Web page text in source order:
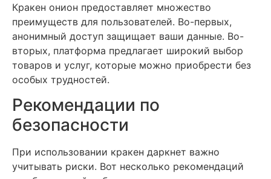
Кракен онион предоставляет множество
преимуществ для пользователей. Во-первых,
анонимный доступ защищает ваши данные. Во-
вторых, платформа предлагает широкий выбор
товаров и услуг, которые можно приобрести без
особых трудностей.
Рекомендации по
безопасности
При использовании кракен даркнет важно
учитывать риски. Вот несколько рекомендаций